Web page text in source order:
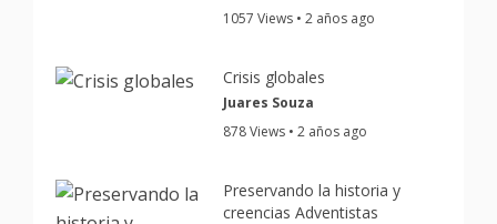
1057 Views • 2 años ago
Crisis globales
Juares Souza
878 Views • 2 años ago
Preservando la historia y
creencias Adventistas